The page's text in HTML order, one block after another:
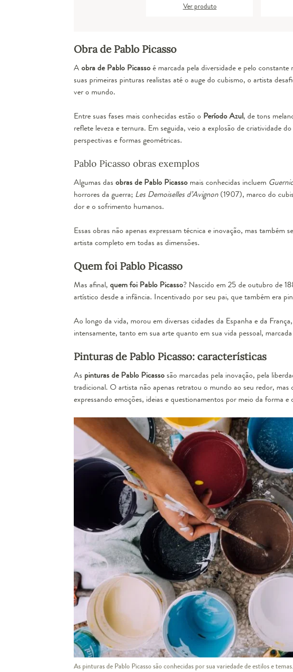
Ver produto
Obra de Pablo Picasso
Aobra de Pablo Picassoé marcada pela diversidade e pelo
suas primeiras pinturas realistas até o auge do cubismo, o artista
ver o mundo.
Entre suas fases mais conhecidas estão o Período Azul, de tons
reflete leveza e ternura. Em seguida, veio a explosão de criatividade
perspectivas e formas geométricas.
Pablo Picasso obras exemplos
Algumas das obras de Pablo Picassomais conhecidas incluem
horrores da guerra; Les Demoiselles d’Avignon(1907), marco do
dor e o sofrimento humanos.
Essas obras não apenas expressam técnica e inovação, mas também
artista completo em todas as dimensões.
Quem foi Pablo Picasso
Mas afinal, quem foi Pablo Picasso? Nascido em 25 de outubro de
artístico desde a infância. Incentivado por seu pai, que também era
Ao longo da vida, morou em diversas cidades da Espanha e da
intensamente, tanto em sua arte quanto em sua vida pessoal,
Pinturas de Pablo Picasso: características
As pinturas de Pablo Picassosão marcadas pela inovação, pela
tradicional. O artista não apenas retratou o mundo ao seu redor, mas
expressando emoções, ideias e questionamentos por meio da forma e
As pinturas de Pablo Picasso são conhecidas por sua variedade de estilos e